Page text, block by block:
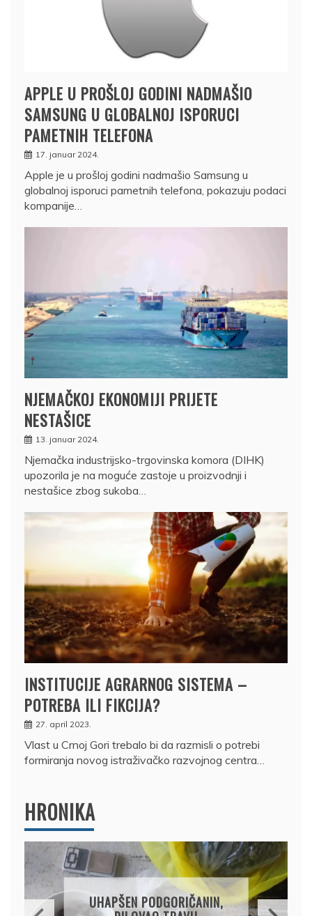
APPLE U PROŠLOJ GODINI NADMAŠIO
SAMSUNG U GLOBALNOJ ISPORUCI
PAMETNIH TELEFONA
17. januar 2024.
Apple je u prošloj godini nadmašio Samsung u
globalnoj isporuci pametnih telefona, pokazuju podaci
kompanije…
NJEMAČKOJ EKONOMIJI PRIJETE
NESTAŠICE
13. januar 2024.
Njemačka industrijsko-trgovinska komora (DIHK)
upozorila je na moguće zastoje u proizvodnji i
nestašice zbog sukoba…
INSTITUCIJE AGRARNOG SISTEMA –
POTREBA ILI FIKCIJA?
27. april 2023.
Vlast u Crnoj Gori trebalo bi da razmisli o potrebi
formiranja novog istraživačko razvojnog centra…
HRONIKA
DRŽAVLJANIN RUSIJE
OSUMNJIČEN DA JE
PRODAO TUĐI BMW,